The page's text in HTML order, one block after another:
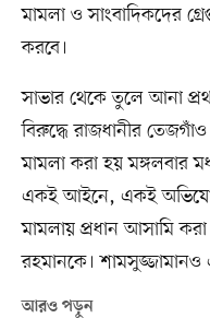
মামলা ও সাংবাদিকদের
করবে।
সাভার থেকে তুলে আনা
বিরুদ্ধে রাজধানীর
মামলা করা হয় মঙ্গলবার
একই আইনে, একই
মামলায় প্রধান আসামি
রহমানকে।
আরও পড়ুন